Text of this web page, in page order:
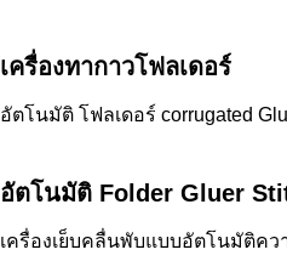
เครื่องทากาวโฟลเดอร์
อัตโนมัติ โฟลเดอร์ corrugated
อัตโนมัติ Folder Gluer
เครื่องเย็บคลื่นพับแบบอัตโนมัติคว